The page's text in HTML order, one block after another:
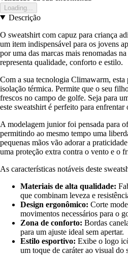
Loading...
Descrição
O sweatshirt com capuz para criança
um item indispensável para os jovens
por uma das marcas mais renomadas
representa qualidade, conforto e estilo.
Com a sua tecnologia Climawarm, esta
isolação térmica. Permite que o seu
frescos no campo de golfe. Seja para
este sweatshirt é perfeito para enfrentar
A modelagem junior foi pensada para
permitindo ao mesmo tempo uma
pequenas mãos vão adorar a
uma proteção extra contra o vento e o
As características notáveis deste
Materiais de alta qualidade:
que combinam leveza e
Design ergonômico: Corte
movimentos necessários para o
Zona de conforto: Bordas
para um ajuste ideal sem apertar.
Estilo esportivo: Exibe o logo
um toque de caráter ao visual do